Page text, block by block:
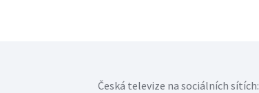
Česká televize na sociálních sítích: